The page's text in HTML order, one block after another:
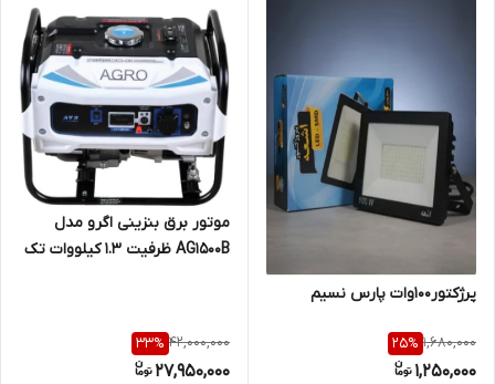
پرژکتور100وات پارس نسیم
1,680,000
25%
1,250,000
موتور برق بنزینی اگرو مدل
AG1500B ظرفیت ۱.۳ کیلووات تک
42,000,000
33%
27,950,000